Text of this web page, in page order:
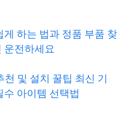
하는 법과 정품 부품 찾
운전하세요
및 설치 꿀팁 최신 기
수 아이템 선택법